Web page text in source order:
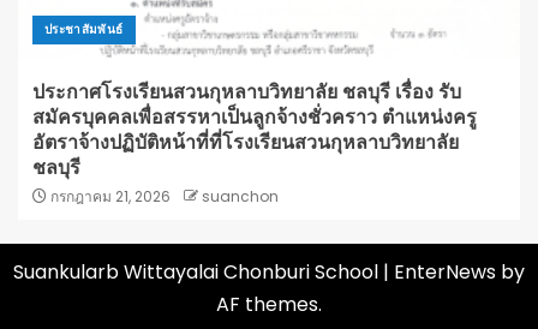
ประชาสัมพันธ์
ประกาศโรงเรียนสวนกุหลาบวิทยาลัย ชลบุรี เรื่อง รับ
สมัครบุคคลเพื่อสรรหาเป็นลูกจ้างชั่วคราว ตำแหน่งครู
อัตราจ้างปฏิบัติหน้าที่ที่โรงเรียนสวนกุหลาบวิทยาลัย
ชลบุรี
กรกฎาคม 21, 2026 suanchon
Suankularb Wittayalai Chonburi School | EnterNews by
AF themes.